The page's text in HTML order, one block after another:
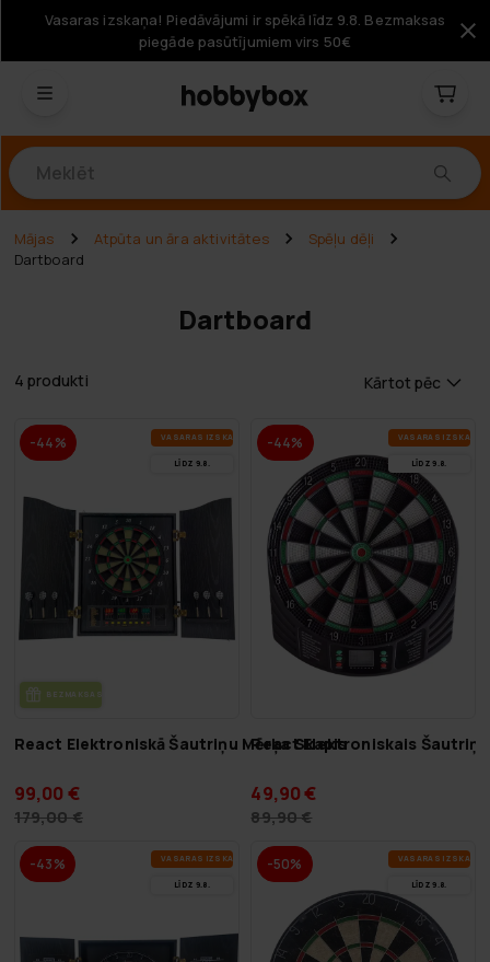
Vasaras izskaņa! Piedāvājumi ir spēkā līdz 9.8. Bezmaksas
piegāde pasūtījumiem virs 50€
Mājas Atpūta un āra aktivitātes
Spēļu dēļi
Dartboard
Dartboard
4 produkti Kārtot pēc
-44% VA­SA­RAS IZ­SKA­ŅA
LĪDZ 9.8.
BEZ­MAK­SAS PIE­GĀ­DE
React Elektroniskā Šautriņu Mērķa Skapis
99,00 €
179,00 €
-44% VA­SA­RAS IZ­SKA­ŅA
LĪDZ 9.8.
React Elektroniskais
49,90 €
89,90 €
-43% VA­SA­RAS IZ­SKA­ŅA
LĪDZ 9.8.
-50% VA­SA­RAS IZ­SKA­ŅA
LĪDZ 9.8.